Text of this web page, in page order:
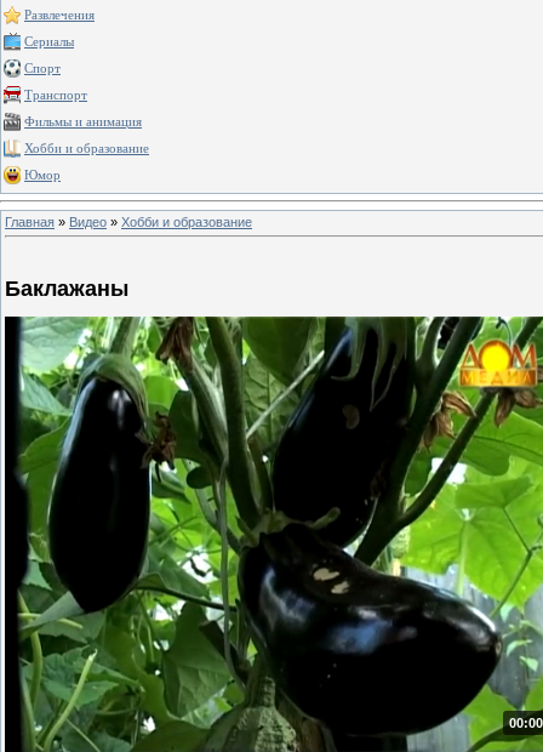
Развлечения
Сериалы
Спорт
Транспорт
Фильмы и анимация
Хобби и образование
Юмор
Главная » Видео » Хобби и образование
Баклажаны